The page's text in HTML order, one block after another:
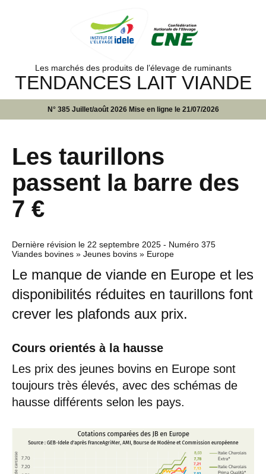
Les marchés des produits de l’élevage de ruminants
TENDANCES LAIT VIANDE
N° 385 Juillet/août 2026 Mise en ligne le 21/07/2026
Les taurillons
passent la barre des
7 €
Dernière révision le 22 septembre 2025 - Numéro 375
Viandes bovines » Jeunes bovins » Europe
Le manque de viande en Europe et les
disponibilités réduites en taurillons font
crever les plafonds aux prix.
Cours orientés à la hausse
Les prix des jeunes bovins en Europe sont
toujours très élevés, avec des schémas de
hausse différents selon les pays.